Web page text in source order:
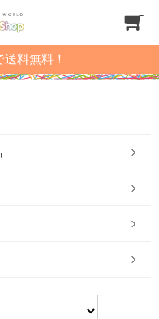
料無料！